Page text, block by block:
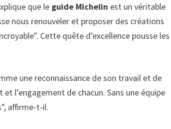
que le guide Michelin est un véritable
nous renouveler et proposer des créations
Cette quête d’excellence pousse les
une reconnaissance de son travail et de
l’engagement de chacun. Sans une équipe
affirme-t-il.